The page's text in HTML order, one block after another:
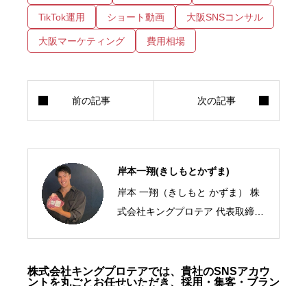
TikTok運用 ショート動画 大阪SNSコンサル
大阪マーケティング 費用相場
岸本一翔(きしもとかずま)
岸本 一翔（きしもと かずま） 株
式会社キングプロテア 代表取締役
市生まれ。10代からSNSマーケテ
株式会社キングプロテアでは、貴社のSNSアカウ
ントを丸ごとお任せいただき、採用・集客・ブラン